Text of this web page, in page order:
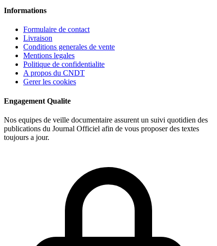
Informations
Formulaire de contact
Livraison
Conditions generales de vente
Mentions legales
Politique de confidentialite
A propos du CNDT
Gerer les cookies
Engagement Qualite
Nos equipes de veille documentaire assurent un suivi quotidien des
publications du Journal Officiel afin de vous proposer des textes
toujours a jour.